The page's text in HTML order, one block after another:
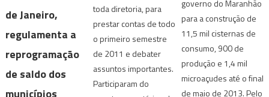
de Janeiro,
regulamenta a
reprogramação
de saldo dos
toda diretoria, para
prestar contas de todo
o primeiro semestre
de 2011 e debater
assuntos importantes.
Participaram do
governo do Maranhão
para a construção de
11,5 mil cisternas de
consumo, 900 de
produção e 1,4 mil
microaçudes até o final
de maio de 2013. Pelo